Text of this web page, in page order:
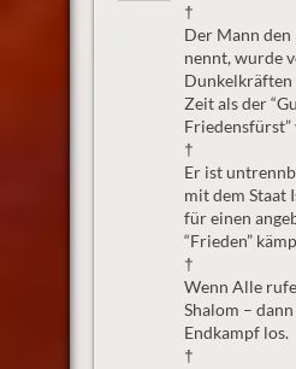
†
Der Mann
nennt, wurde
Dunkelkräften
Zeit als der
†
Er ist
mit dem Staat
für einen
“Frieden”
†
Wenn Alle
Shalom –
Endkampf los.
†